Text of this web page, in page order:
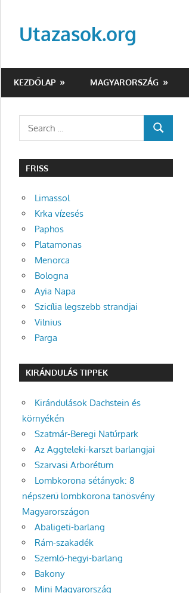
contentUtazasok.org
KEZDŐLAP MAGYARORSZÁG
SEARCH
FRISS
Limassol
Krka vízesés
Paphos
Platamonas
Menorca
Bologna
Ayia Napa
Szicília legszebb strandjai
Vilnius
Parga
KIRÁNDULÁS TIPPEK
Kirándulások Dachstein és
környékén
Szatmár-Beregi Natúrpark
Az Aggteleki-karszt barlangjai
Szarvasi Arborétum
Lombkorona sétányok: 8
népszerű lombkorona tanösvény
Magyarországon
Abaligeti-barlang
Rám-szakadék
Szemlő-hegyi-barlang
Bakony
Mini Magyarország